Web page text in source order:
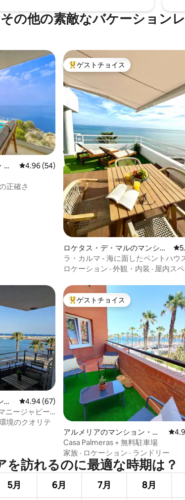
の他の素敵なバケーション
価
ア
レビュー54件、5つ星中4.96つ星の平均評価
4.96 (54)
正確さ
大好評のゲストチョイスです。
ゲストチョイス
ロケタス・デ・マルのマンショ
ン・アパート
レ
ラ・カルマ - 海に面したペントハウ
ロケーション · 外観・内装 · 屋内ス
評価
。
シ
レビュー67件、5つ星中4.94つ星の平均評価
4.94 (67)
ニージャビー
境のクオリテ
大好評のゲストチョイスです。
ゲストチョイス
アルメリアのマンション・ア
パート
レビ
Casa Palmeras + 無料駐車場
家族 · ロケーション · ランドリー
を訪⁠れ⁠るの⁠に最⁠適⁠な時⁠期⁠は⁠？
5月 6月 7月 8月